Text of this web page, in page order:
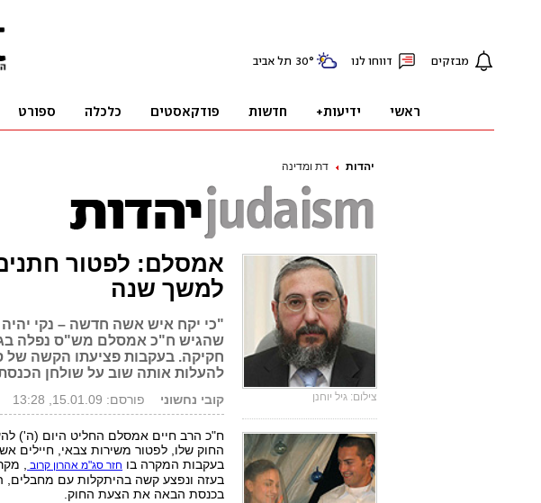
יהדות דת ומדינה
אמסלם: לפטור
למשך שנה
"כי יקח איש אשה חדשה – נקי
שהגיש ח"כ אמסלם מש"ס נפלה
חקיקה. בעקבות פציעתו הקשה
להעלות אותה שוב על שולחן
קובי נחשוני פורסם: 15.01.09, 13:28
ח"כ הרב חיים אמסלם החליט היום (ה')
החוק שלו, לפטור משירות צבאי, חיילים
בעקבות המקרה בו חזר סג"מ אהרון קרוב ,
בעזה ונפצע קשה בהיתקלות עם מחבלים,
בכנסת הבאה את הצעת החוק.
צילום: גיל יוחנן